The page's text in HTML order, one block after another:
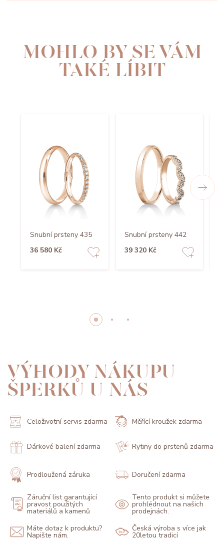
MOHLO BY SE VÁM
TAKÉ LÍBIT
Snubní prsteny 435
36 580 Kč
Snubní prsteny 442
39 320 Kč
VÝHODY NÁKUPU
ŠPERKŮ U NÁS
Celoživotní servis zdarma Měřící kroužek zdarma
Dárkové balení zdarma Rytiny do prstenů zdarma
Prodloužená záruka Doručení zdarma
Záruční list garantující
pravost použitých
materiálů a kamenů
Tento produkt si můžete
prohlédnout na našich
prodejnách.
Máte dotaz k produktu?
Napište nám.
Česká výroba s více jak
20letou tradicí